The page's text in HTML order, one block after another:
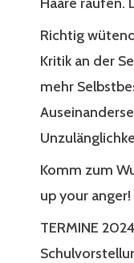
Richtig
Kritik an der
mehr
Komm zum
up your anger!
TERMINE 2024